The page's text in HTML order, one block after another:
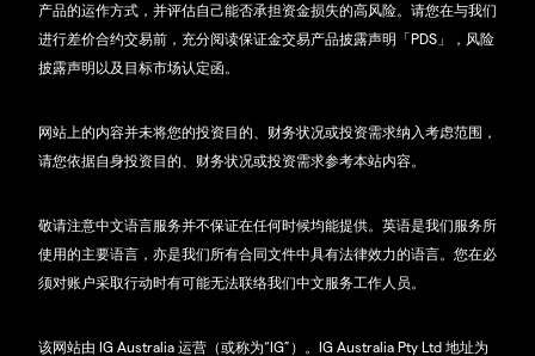
产品的运作方式，并评估自己能否承担资金损失的高风险。请您在与我们
进行差价合约交易前，充分阅读保证金交易产品披露声明「PDS」，风险
披露声明以及目标市场认定函。
网站上的内容并未将您的投资目的、财务状况或投资需求纳入考虑范围，
请您依据自身投资目的、财务状况或投资需求参考本站内容。
敬请注意中文语言服务并不保证在任何时候均能提供。英语是我们服务所
使用的主要语言，亦是我们所有合同文件中具有法律效力的语言。您在必
须对账户采取行动时有可能无法联络我们中文服务工作人员。
该网站由 IG Australia 运营（或称为“IG”）。IG Australia Pty Ltd 地址为